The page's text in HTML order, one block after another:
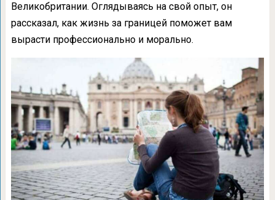
Великобритании. Оглядываясь на свой опыт, он
рассказал, как жизнь за границей поможет вам
вырасти профессионально и морально.